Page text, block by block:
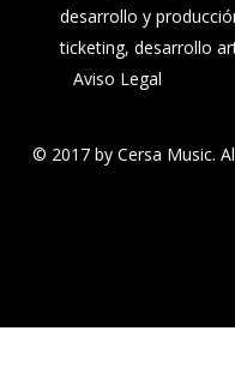
desarrollo y
ticketing, desarrollo
Aviso Legal
© 2017 by Cersa Music.